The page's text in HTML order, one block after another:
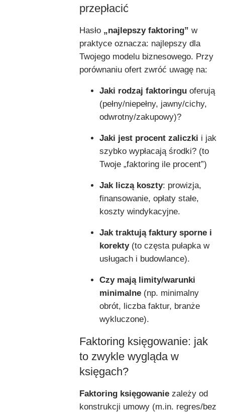
przepłacić
Hasło „najlepszy faktoring” w
praktyce oznacza: najlepszy dla
Twojego modelu biznesowego. Przy
porównaniu ofert zwróć uwagę na:
Jaki rodzaj faktoringu oferują
(pełny/niepełny, jawny/cichy,
odwrotny/zakupowy)?
Jaki jest procent zaliczki i jak
szybko wypłacają środki? (to
Twoje „faktoring ile procent”)
Jak liczą koszty: prowizja,
finansowanie, opłaty stałe,
koszty windykacyjne.
Jak traktują faktury sporne i
korekty(to częsta pułapka w
usługach i budowlance).
Czy mają limity/warunki
minimalne (np. minimalny
obrót, liczba faktur, branże
wykluczone).
Faktoring księgowanie: jak
to zwykle wygląda w
księgach?
Faktoring księgowanie zależy od
konstrukcji umowy (m.in. regres/bez